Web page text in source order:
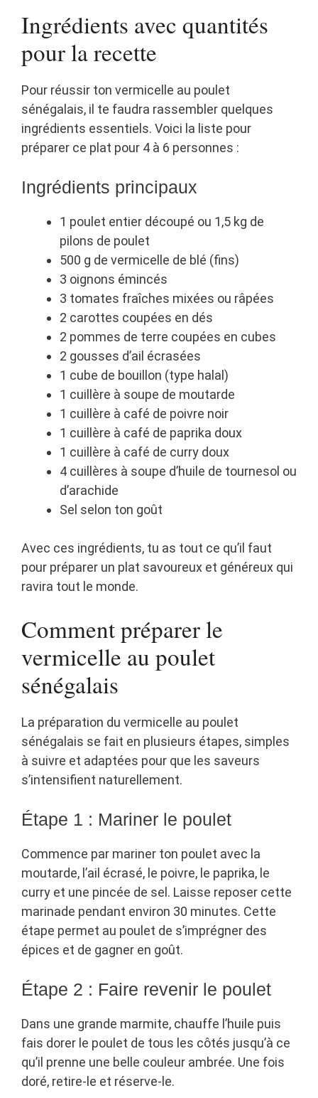
Ingrédients avec quantités
pour la recette
Pour réussir ton vermicelle au poulet
sénégalais, il te faudra rassembler quelques
ingrédients essentiels. Voici la liste pour
préparer ce plat pour 4 à 6 personnes :
Ingrédients principaux
1 poulet entier découpé ou 1,5 kg de
pilons de poulet
500 g de vermicelle de blé (fins)
3 oignons émincés
3 tomates fraîches mixées ou râpées
2 carottes coupées en dés
2 pommes de terre coupées en cubes
2 gousses d’ail écrasées
1 cube de bouillon (type halal)
1 cuillère à soupe de moutarde
1 cuillère à café de poivre noir
1 cuillère à café de paprika doux
1 cuillère à café de curry doux
4 cuillères à soupe d’huile de tournesol ou
d’arachide
Sel selon ton goût
Avec ces ingrédients, tu as tout ce qu’il faut
pour préparer un plat savoureux et généreux qui
ravira tout le monde.
Comment préparer le
vermicelle au poulet
sénégalais
La préparation du vermicelle au poulet
sénégalais se fait en plusieurs étapes, simples
à suivre et adaptées pour que les saveurs
s’intensifient naturellement.
Étape 1 : Mariner le poulet
Commence par mariner ton poulet avec la
moutarde, l’ail écrasé, le poivre, le paprika, le
curry et une pincée de sel. Laisse reposer cette
marinade pendant environ 30 minutes. Cette
étape permet au poulet de s’imprégner des
épices et de gagner en goût.
Étape 2 : Faire revenir le poulet
Dans une grande marmite, chauffe l’huile puis
fais dorer le poulet de tous les côtés jusqu’à ce
qu’il prenne une belle couleur ambrée. Une fois
doré, retire-le et réserve-le.